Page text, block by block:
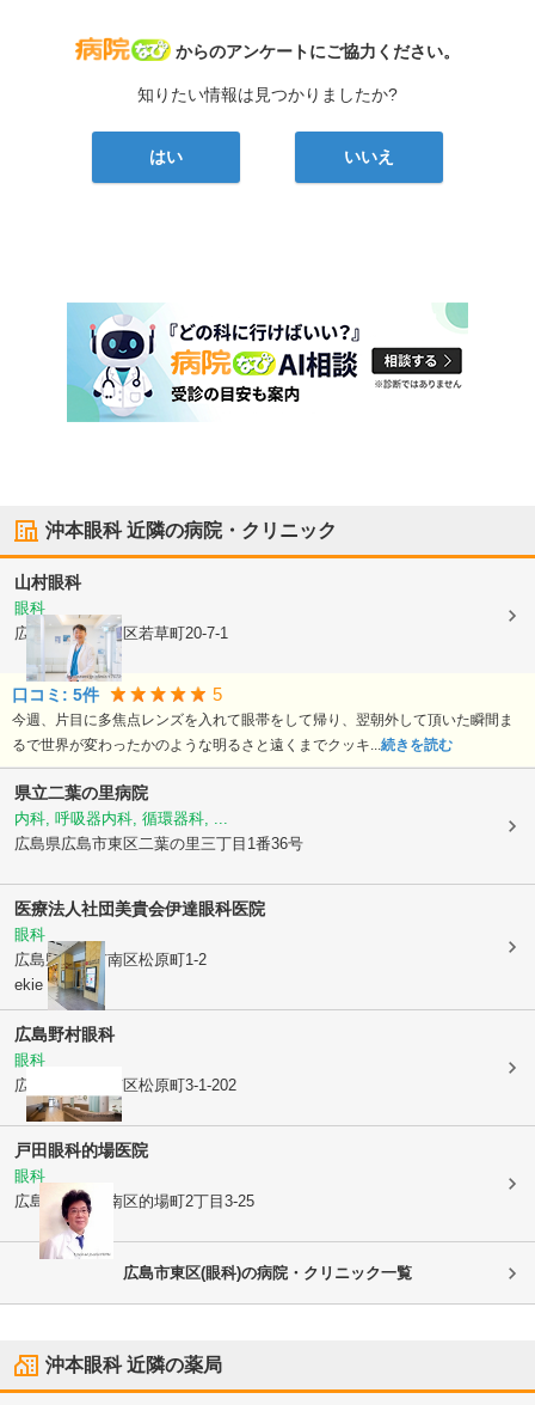
病院なび
からのアンケートにご協力ください。
知りたい情報は見つかりましたか?
はい いいえ
沖本眼科近隣の病院・クリニック
山村眼科
眼科
広島県広島市東区若草町20-7-1
口コミ: 5件 5
今週、片目に多焦点レンズを入れて眼帯をして帰り、翌朝外して頂いた瞬間ま
るで世界が変わったかのような明るさと遠くまでクッキ... 続きを読む
県立二葉の里病院
内科, 呼吸器内科, 循環器科, ...
広島県広島市東区 二葉の里三丁目1番36号
医療法人社団美貴会伊達眼科医院
眼科
広島県広島市南区松原町1-2
ekie 東 2F
広島野村眼科
眼科
広島県広島市南区松原町3-1-202
戸田眼科的場医院
眼科
広島県広島市南区的場町2丁目3-25
広島市東区(眼科)の病院・クリニック一覧
沖本眼科近隣の薬局